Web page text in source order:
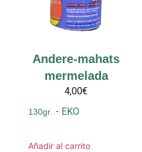
Andere-mahats
mermelada
4,00€
130gr. - EKO
Añadir al carrito